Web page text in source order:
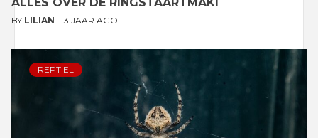
BY LILIAN 3 JAAR AGO
REPTIEL